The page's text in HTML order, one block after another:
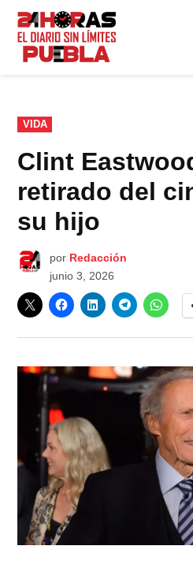
Saltar
contenido
PUBLICADO
EN
VIDA
Clint
retirado del
su hijo
por Redacción
junio 3, 2026